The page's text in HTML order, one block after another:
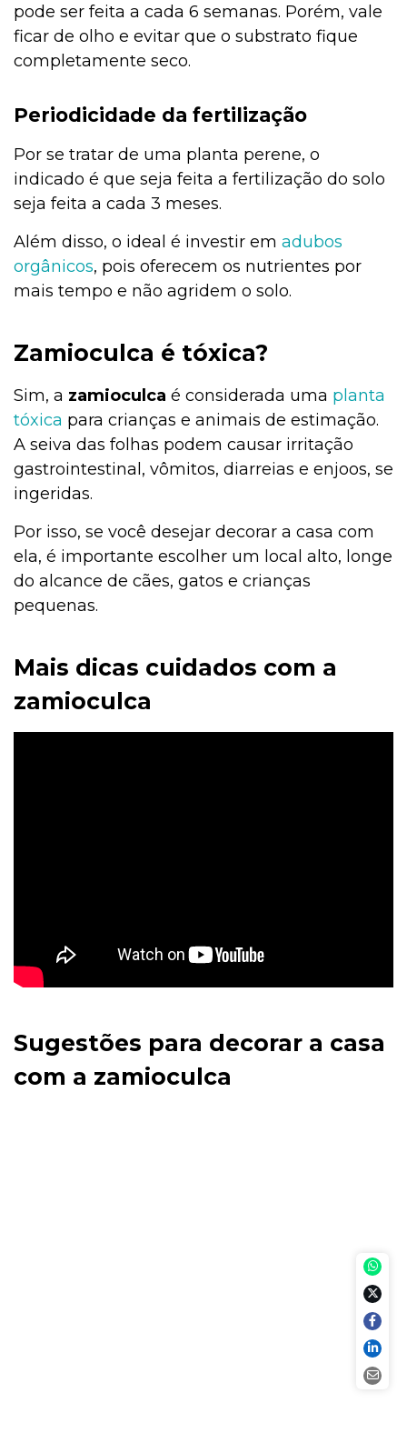
pode ser feita a cada 6 semanas. Porém, vale
ficar de olho e evitar que o substrato fique
completamente seco.
Periodicidade da fertilização
Por se tratar de uma planta perene, o
indicado é que seja feita a fertilização do solo
seja feita a cada 3 meses.
Além disso, o ideal é investir em adubos
orgânicos, pois oferecem os nutrientes por
mais tempo e não agridem o solo.
Zamioculca é tóxica?
Sim, a zamioculca é considerada uma planta
tóxica para crianças e animais de estimação.
A seiva das folhas podem causar irritação
gastrointestinal, vômitos, diarreias e enjoos, se
ingeridas.
Por isso, se você desejar decorar a casa com
ela, é importante escolher um local alto, longe
do alcance de cães, gatos e crianças
pequenas.
Mais dicas cuidados com a
zamioculca
Sugestões para decorar a casa
com a zamioculca